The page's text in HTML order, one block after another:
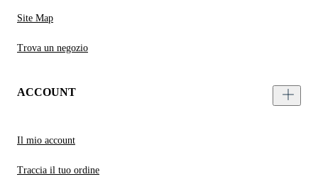
Site Map
Trova un negozio
ACCOUNT
Il mio account
Traccia il tuo ordine